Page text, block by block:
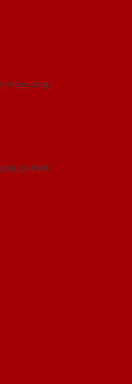
những công
gia đình